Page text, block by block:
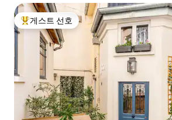
상위 게스트 선호
게스트 선호